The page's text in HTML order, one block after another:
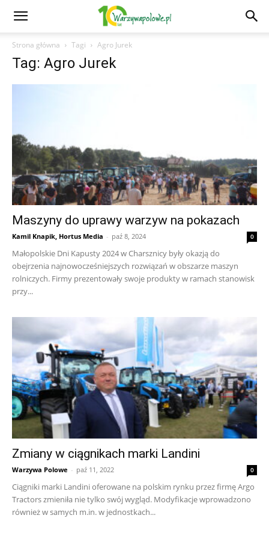
Strona główna Tagi Agro Jurek
Tag: Agro Jurek
Maszyny do uprawy warzyw na pokazach
Kamil Knapik, Hortus Media - paź 8, 2024 0
Małopolskie Dni Kapusty 2024 w Charsznicy były okazją do
obejrzenia najnowocześniejszych rozwiązań w obszarze maszyn
rolniczych. Firmy prezentowały swoje produkty w ramach stanowisk
przy...
Zmiany w ciągnikach marki Landini
Warzywa Polowe - paź 11, 2022 0
Ciągniki marki Landini oferowane na polskim rynku przez firmę Argo
Tractors zmieniła nie tylko swój wygląd. Modyfikacje wprowadzono
również w samych m.in. w jednostkach...